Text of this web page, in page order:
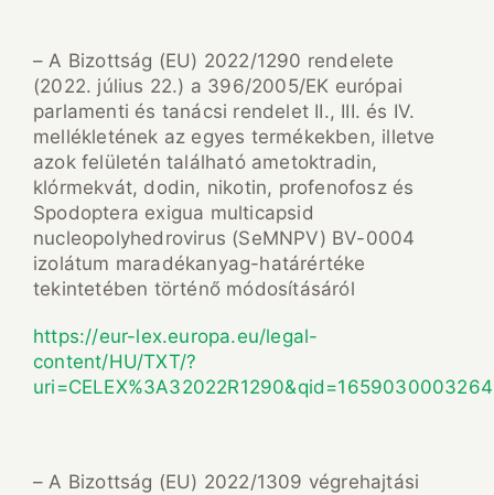
– A Bizottság (EU) 2022/1290 rendelete
(2022. július 22.) a 396/2005/EK európai
parlamenti és tanácsi rendelet II., III. és IV.
mellékletének az egyes termékekben, illetve
azok felületén található ametoktradin,
klórmekvát, dodin, nikotin, profenofosz és
Spodoptera exigua multicapsid
nucleopolyhedrovirus (SeMNPV) BV-0004
izolátum maradékanyag-határértéke
tekintetében történő módosításáról
https://eur-lex.europa.eu/legal-
content/HU/TXT/?
uri=CELEX%3A32022R1290&qid=1659030003264
– A Bizottság (EU) 2022/1309 végrehajtási